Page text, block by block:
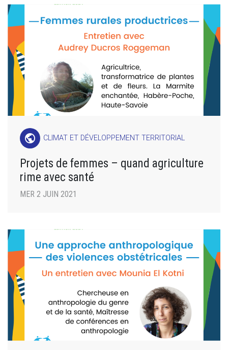
public CLIMAT ET DÉVELOPPEMENT TERRITORIAL
Projets de femmes – quand agriculture
rime avec santé
MER 2 JUIN 2021